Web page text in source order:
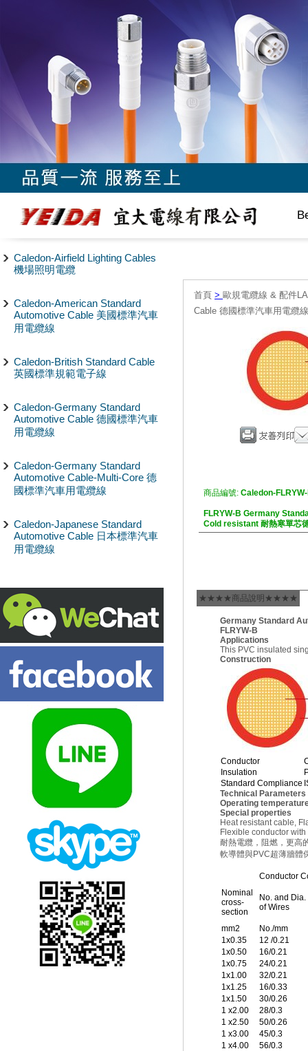
Caledon-Airfield Lighting Cables
機場照明電纜
Caledon-American Standard
Automotive Cable 美國標準汽車
用電纜線
Caledon-British Standard Cable
英國標準規範電子線
Caledon-Germany Standard
Automotive Cable 德國標準汽車
用電纜線
Caledon-Germany Standard
Automotive Cable-Multi-Core 德
國標準汽車用電纜線
Caledon-Japanese Standard
Automotive Cable 日本標準汽車
用電纜線
首頁 > 歐規電纜線 & 配件
Cable 德國標準汽車用電纜線
商品編號: Caledon-
FLRYW-B Germany
Cold resistant 耐熱寒單芯
★★★★商品說明★★★★
Germany Standard
FLRYW-B
Applications
This PVC insulated
Construction
Conductor
Insulation
Standard Compliance
Technical Parameters
Operating
Special properties
Heat resistant cable,
Flexible conductor
耐熱電纜，阻燃，更高
軟導體與PVC超薄牆體
Conductor
Nominal
cross-
section
No. and Dia.
of Wires
mm2
No./mm
1x0.35
12 /0.21
1x0.50
16/0.21
1x0.75
24/0.21
1x1.00
32/0.21
1x1.25
16/0.33
1x1.50
30/0.26
1 x2.00
28/0.3
1 x2.50
50/0.26
1 x3.00
45/0.3
1 x4.00
56/0.3